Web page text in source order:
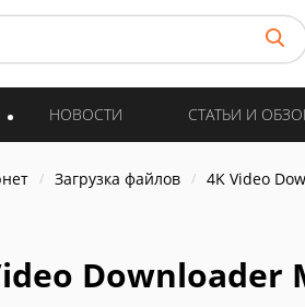
НОВОСТИ СТАТЬИ И
Загрузка файлов 4K Video
Downloader